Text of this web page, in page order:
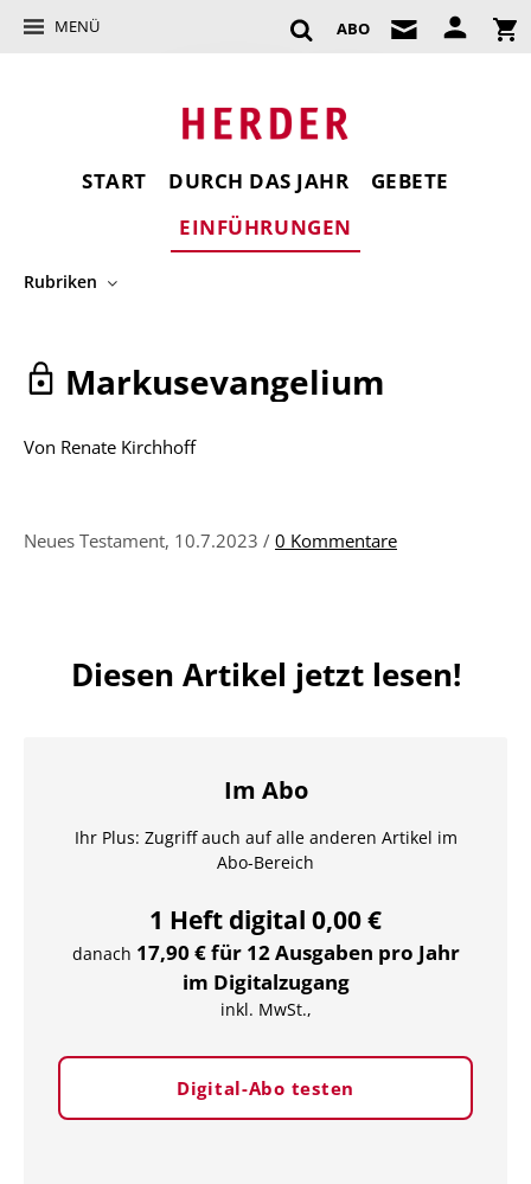
MENÜ ABO
START DURCH DAS JAHR
GEBETE
EINFÜHRUNGEN
Rubriken
Markusevangelium
Von Renate Kirchhoff
Neues Testament, 10.7.2023 / 0 Kommentare
Diesen Artikel jetzt lesen!
Im Abo
Ihr Plus: Zugriff auch auf alle anderen Artikel im
Abo-Bereich
1 Heft digital 0,00 €
danach 17,90 € für 12 Ausgaben pro Jahr
im Digitalzugang
inkl. MwSt.,
Digital-Abo testen